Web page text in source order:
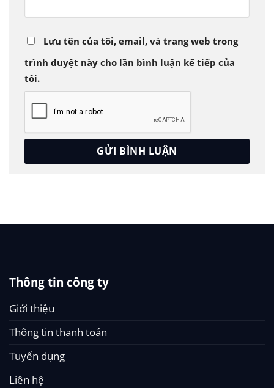
Lưu tên của tôi, email, và trang web trong
trình duyệt này cho lần bình luận kế tiếp của
tôi.
Thông tin công ty
Giới thiệu
Thông tin thanh toán
Tuyển dụng
Liên hệ